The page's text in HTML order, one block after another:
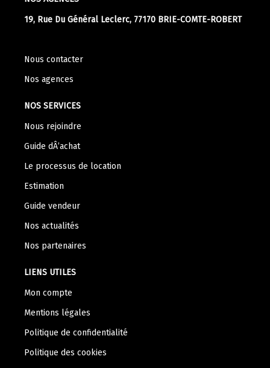
19, Rue Du Général Leclerc, 77170 BRIE-COMTE-ROBERT
Nous contacter
Nos agences
NOS SERVICES
Nous rejoindre
Guide dÂ’achat
Le processus de location
Estimation
Guide vendeur
Nos actualités
Nos partenaires
LIENS UTILES
Mon compte
Mentions légales
Politique de confidentialité
Politique des cookies